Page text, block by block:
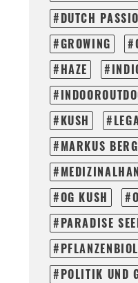
DUTCH
GROWING
HAZE
KUSH
MARKUS
OG KUSH
PARADISE
POLITIK UND